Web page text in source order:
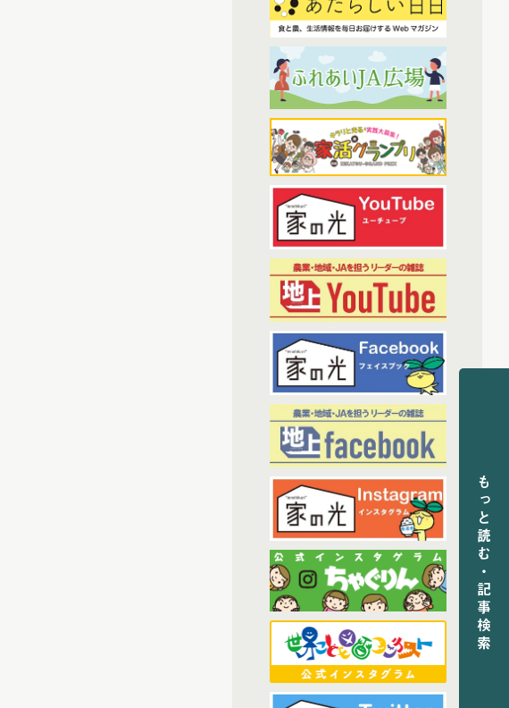
2023年3月配信(6)
2023年4月配信(6)
2023年5月配信(6)
2023年6月配信(5)
2023年7月配信(6)
2023年8月配信(6)
2023年9月配信(6)
2023年10月配信(6)
2023年11月配信
2023年12月配信(6)
2024年配信 (70)
2024年1月配信 (6)
2024年2月配信(7)
2024年3月配信(6)
2024年4月配信(6)
2024年5月配信 (6)
2024年6月配信(5)
2024年7月配信 (6)
2024年8月配信(6)
2024年9月配信 (6)
2024年10月配信(6)
2024年11月配信(5)
2024年12月配信(5)
2025年配信(68)
わたしと協同組合(3)
開催報告 (38)
あなたの声をお寄せください(1)
その他(1)
アーカイブ(7)
現代に語り継ぐ賀川豊彦とハル
トップ対談アーカイブ(1)
もっと読む・記事検索